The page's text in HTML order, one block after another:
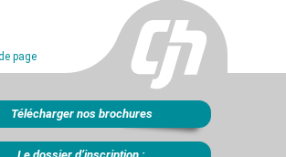
page
Télécharger nos brochures